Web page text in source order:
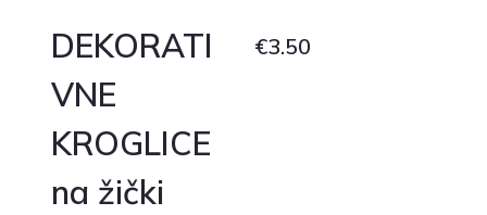
DEKORATI
VNE
KROGLICE
na žički
€3.50